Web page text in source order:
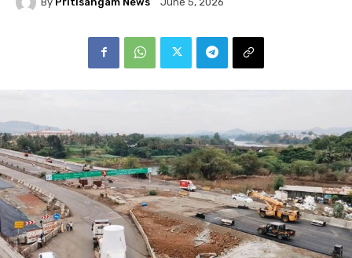
June 5, 2026